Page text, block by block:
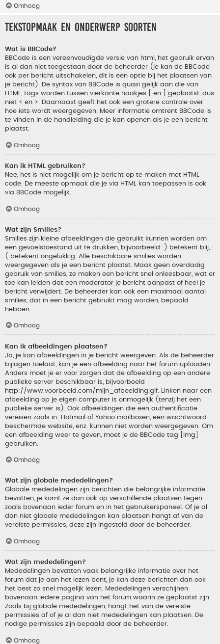
Omhoog
Tekstopmaak en onderwerp soorten
Wat is BBCode?
BBCode is een vereenvoudigde versie van html, het gebruik ervan
is al dan niet toegestaan door de beheerder (je kan de BBCode
ook per bericht uitschakelen, dit is een optie bij het plaatsen van
je bericht). De syntax van BBCode is quasi gelijk aan die van
HTML, tags worden tussen vierkante haakjes [ en ] geplaatst, dus
niet < en >. Daarnaast geeft het ook een grotere controle over
hoe iets wordt weergegeven. Meer informatie omtrent BBCode is
te vinden in de handleiding die je kan openen als je een bericht
plaatst.
Omhoog
Kan ik HTML gebruiken?
Nee, het is niet mogelijk om je bericht op te maken met HTML
code. De meeste opmaak die je via HTML kan toepassen is ook
via BBCode mogelijk.
Omhoog
Wat zijn Smilies?
Smilies zijn kleine afbeeldingen die gebruikt kunnen worden om
een gevoelstoestand uit te drukken, bijvoorbeeld :) betekent blij, :
( betekent ongelukkig. Alle beschikbare smilies worden
weergegeven als je een bericht plaatst. Maak geen overdadig
gebruik van smilies, ze maken een bericht snel onleesbaar, wat er
toe kan leiden dat een moderator je bericht aanpast of heel je
bericht verwijdert. De beheerder kan ook een maximaal aantal
smilies, dat in een bericht gebruikt mag worden, bepaald
hebben.
Omhoog
Kan ik afbeeldingen plaatsen?
Ja, je kan afbeeldingen in je bericht weergeven. Als de beheerder
bijlagen toelaat, kan je een afbeelding naar het forum uploaden.
Anders moet je er voor zorgen dat de afbeelding op een andere
publieke server beschikbaar is, bijvoorbeeld
http://www.voorbeeld.com/mijn_afbeelding.gif. Linken naar een
afbeelding op je eigen computer is onmogelijk (tenzij het een
publieke server is). Ook afbeeldingen die een authentificatie
vereisen zoals in: Hotmail of Yahoo mailboxen, een wachtwoord
beschermde website, enz. kunnen niet worden weergegeven. Om
een afbeelding weer te geven, moet je de BBCode tag [img]
gebruiken.
Omhoog
Wat zijn globale mededelingen?
Globale mededelingen zijn berichten die belangrijke informatie
bevatten, je komt ze dan ook op verschillende plaatsen tegen
zoals bovenaan ieder forum en in het gebruikerspaneel. Of je al
dan niet globale mededelingen kan plaatsen hangt af van de
vereiste permissies, deze zijn ingesteld door de beheerder.
Omhoog
Wat zijn mededelingen?
Mededelingen bevatten vaak belangrijke informatie over het
forum dat je aan het lezen bent, je kan deze berichten dan ook
het best zo snel mogelijk lezen. Mededelingen verschijnen
bovenaan iedere pagina van het forum waarin ze geplaatst zijn.
Zoals bij globale mededelingen, hangt het van de vereiste
permissies af of je al dan niet mededelingen kan plaatsen. De
nodige permissies zijn bepaald door de beheerder.
Omhoog